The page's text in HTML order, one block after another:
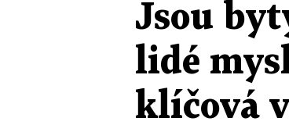
Jsou
lidé
klíčová